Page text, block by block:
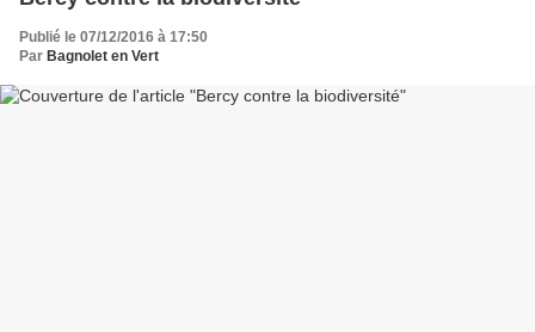
Publié le 07/12/2016 à 17:50
Par Bagnolet en Vert